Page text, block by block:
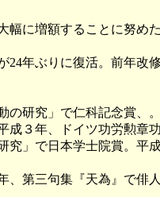
に増額することに努め
年ぶりに復活。前年改
研究」で仁科記念賞、
３年、ドイツ功労勲章
」で日本学士院賞。平
第三句集『天為』で俳